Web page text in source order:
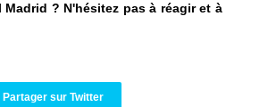
? N'hésitez pas à réagir et à
Partager sur Twitter